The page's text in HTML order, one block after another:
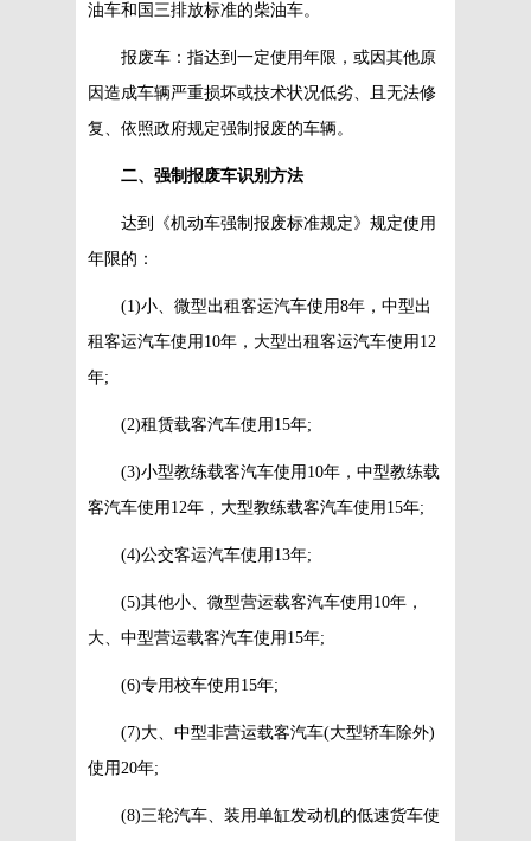
油车和国三排放标准的柴油车。
报废车：指达到一定使用年限，或因其他原
因造成车辆严重损坏或技术状况低劣、且无法修
复、依照政府规定强制报废的车辆。
二、强制报废车识别方法
达到《机动车强制报废标准规定》规定使用
年限的：
(1)小、微型出租客运汽车使用8年，中型出
租客运汽车使用10年，大型出租客运汽车使用12
年;
(2)租赁载客汽车使用15年;
(3)小型教练载客汽车使用10年，中型教练载
客汽车使用12年，大型教练载客汽车使用15年;
(4)公交客运汽车使用13年;
(5)其他小、微型营运载客汽车使用10年，
大、中型营运载客汽车使用15年;
(6)专用校车使用15年;
(7)大、中型非营运载客汽车(大型轿车除外)
使用20年;
(8)三轮汽车、装用单缸发动机的低速货车使